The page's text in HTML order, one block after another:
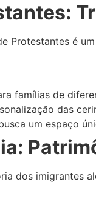
Protestantes é
famílias de
das
um espaço
dos imigrantes